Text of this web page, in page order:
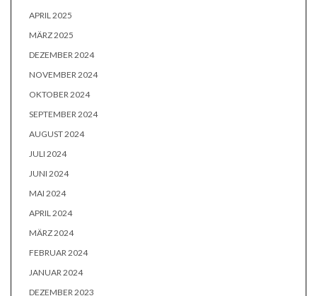
APRIL 2025
MÄRZ 2025
DEZEMBER 2024
NOVEMBER 2024
OKTOBER 2024
SEPTEMBER 2024
AUGUST 2024
JULI 2024
JUNI 2024
MAI 2024
APRIL 2024
MÄRZ 2024
FEBRUAR 2024
JANUAR 2024
DEZEMBER 2023